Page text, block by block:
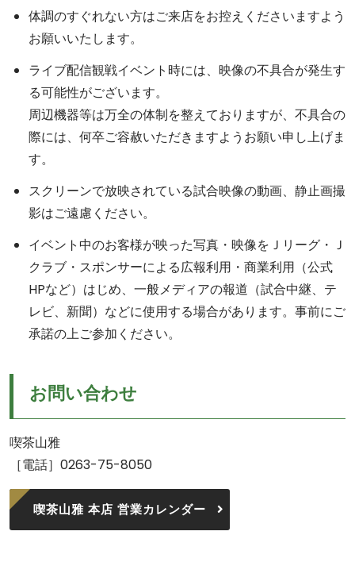
体調のすぐれない方はご来店をお控えくださいますよう
お願いいたします。
ライブ配信観戦イベント時には、映像の不具合が発生す
る可能性がございます。
周辺機器等は万全の体制を整えておりますが、不具合の
際には、何卒ご容赦いただきますようお願い申し上げま
す。
スクリーンで放映されている試合映像の動画、静止画撮
影はご遠慮ください。
イベント中のお客様が映った写真・映像をＪリーグ・Ｊ
クラブ・スポンサーによる広報利用・商業利用（公式
HPなど）はじめ、一般メディアの報道（試合中継、テ
レビ、新聞）などに使用する場合があります。事前にご
承諾の上ご参加ください。
お問い合わせ
喫茶山雅
［電話］0263-75-8050
喫茶山雅 本店 営業カレンダー